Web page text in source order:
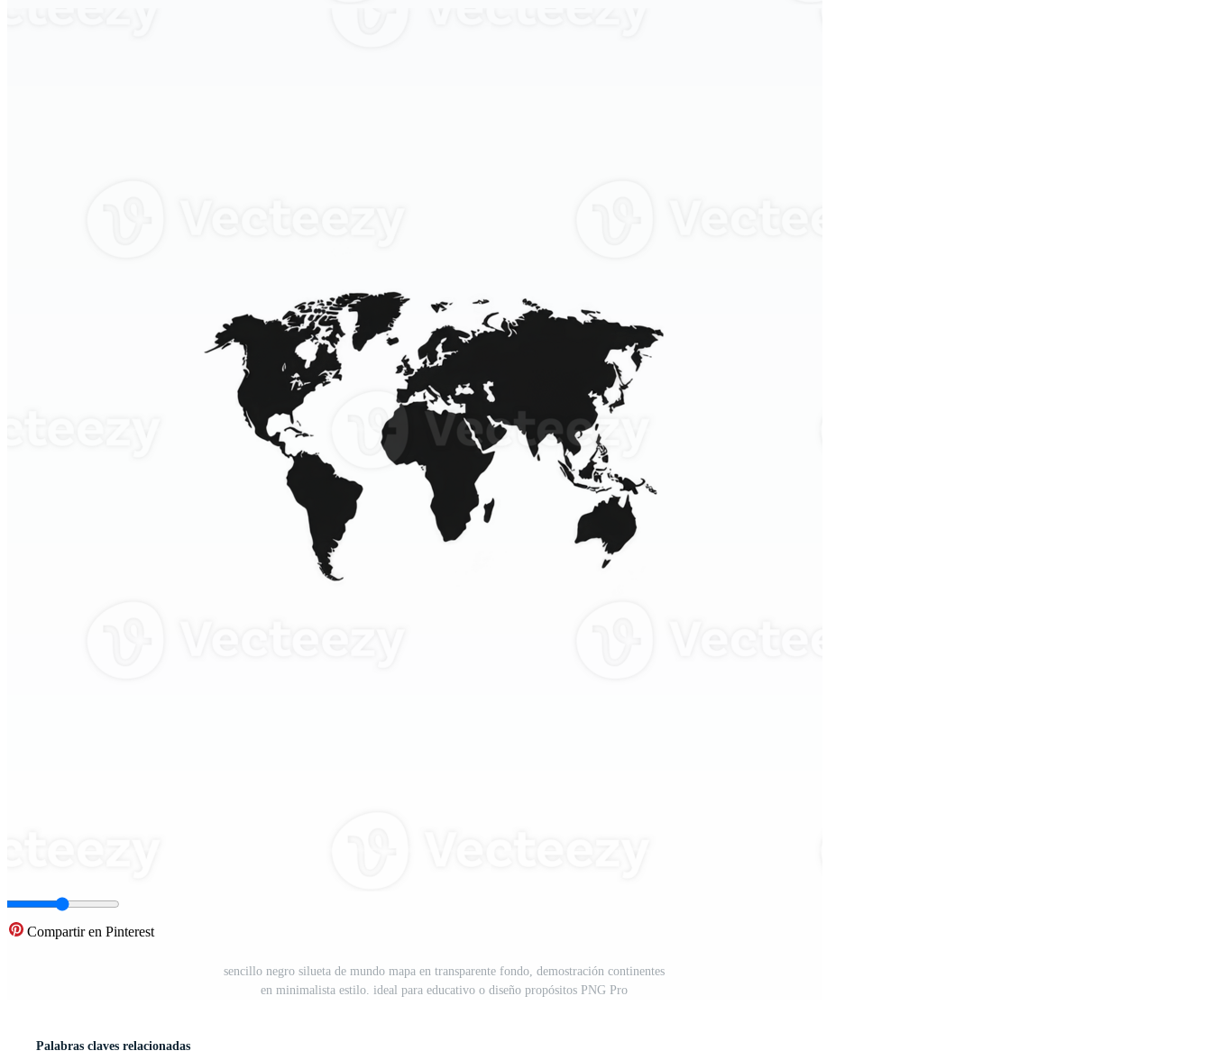
Compartir en Pinterest
sencillo negro silueta de mundo mapa en transparente fondo, demostración continentes
en minimalista estilo. ideal para educativo o diseño propósitos PNG Pro
Palabras claves relacionadas